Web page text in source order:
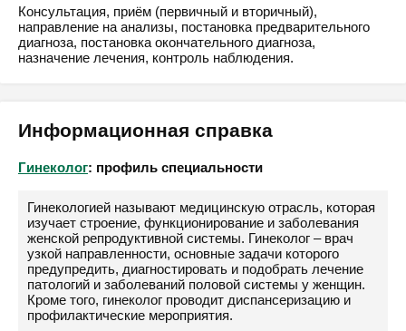
Консультация, приём (первичный и вторичный),
направление на анализы, постановка предварительного
диагноза, постановка окончательного диагноза,
назначение лечения, контроль наблюдения.
Информационная справка
Гинеколог: профиль специальности
Гинекологией называют медицинскую отрасль, которая
изучает строение, функционирование и заболевания
женской репродуктивной системы. Гинеколог – врач
узкой направленности, основные задачи которого
предупредить, диагностировать и подобрать лечение
патологий и заболеваний половой системы у женщин.
Кроме того, гинеколог проводит диспансеризацию и
профилактические мероприятия.